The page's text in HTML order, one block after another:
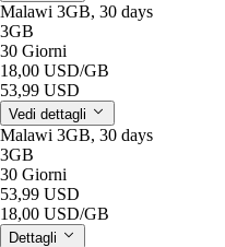
Malawi 3GB, 30 days
3GB
30 Giorni
18,00 USD/GB
53,99 USD
Vedi dettagli
Malawi 3GB, 30 days
3GB
30 Giorni
53,99 USD
18,00 USD/GB
Dettagli